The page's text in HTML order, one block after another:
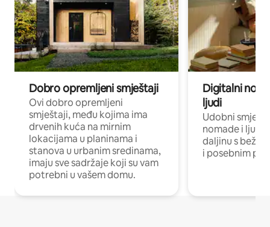
Dobro opremljeni smještaji
Ovi dobro opremljeni
smještaji, među kojima ima
drvenih kuća na mirnim
lokacijama u planinama i
stanova u urbanim sredinama,
imaju sve sadržaje koji su vam
potrebni u vašem domu.
Digitalni
ljudi
Udobni
nomade i ljude
daljinu s
i posebnim